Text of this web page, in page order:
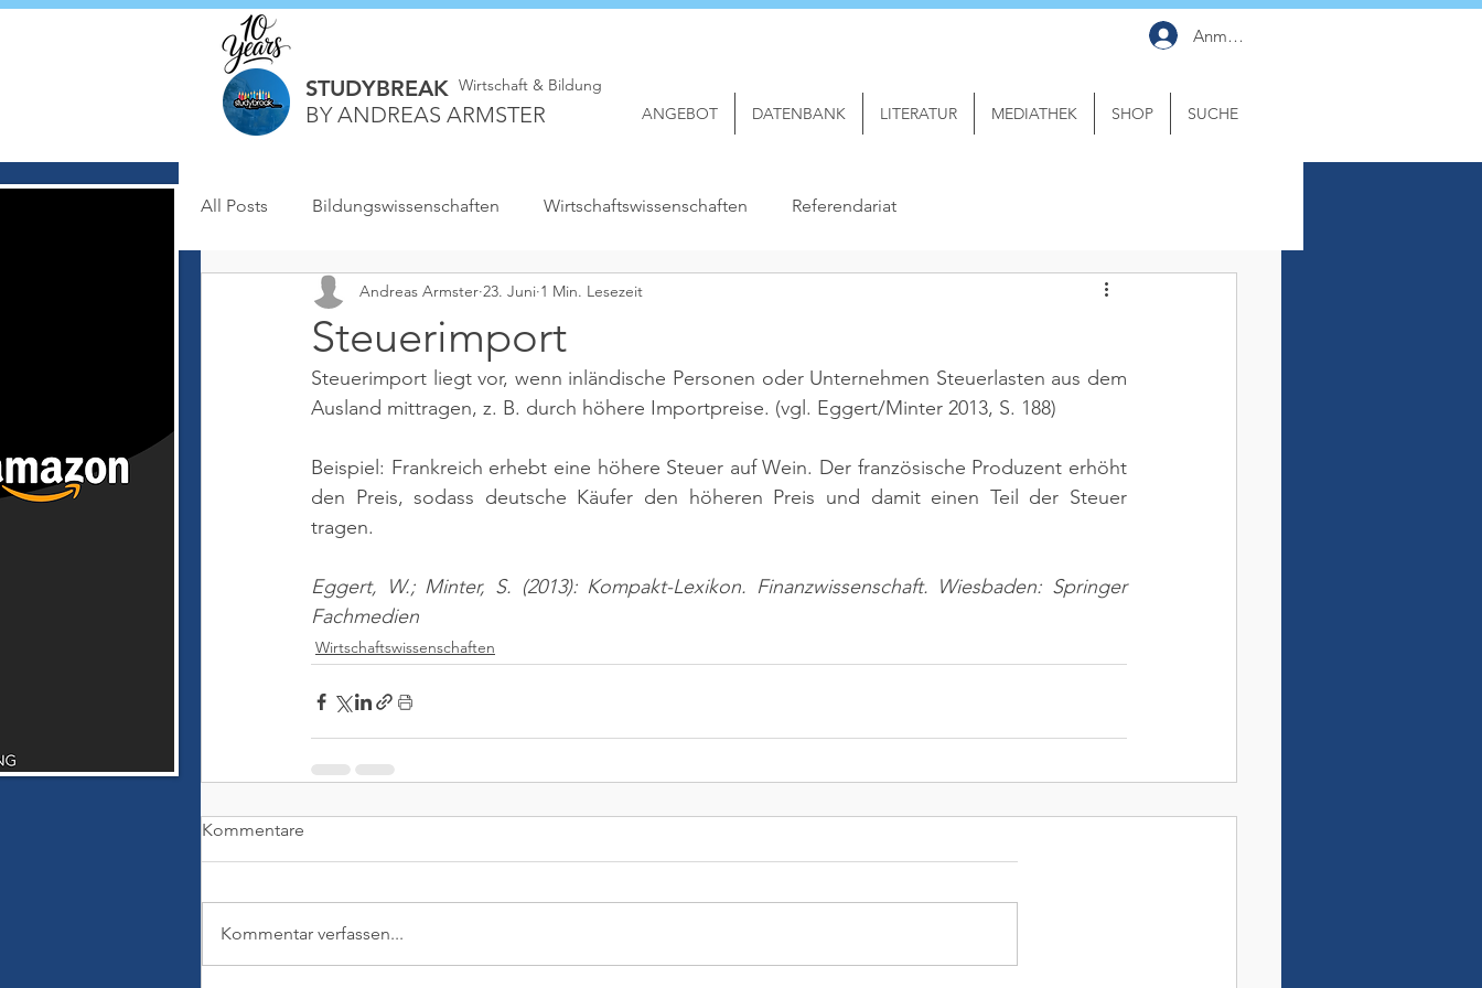
STUDYBREAK
BY ANDREAS ARMSTER
Wirtschaft & Bildung
Anmelden
ANGEBOT DATENBANK LITERATUR MEDIATHEK SHOP SUCHE
All Posts Bildungswissenschaften Wirtschaftswissenschaften Referendariat
Steuerimport
Andreas Armster 23. Juni 1 Min. Lesezeit
Steuerimport liegt vor, wenn inländische Personen oder Unternehmen Steuerlasten aus dem
Ausland mittragen, z. B. durch höhere Importpreise. (vgl. Eggert/Minter 2013, S. 188)
Beispiel: Frankreich erhebt eine höhere Steuer auf Wein. Der französische Produzent erhöht
den Preis, sodass deutsche Käufer den höheren Preis und damit einen Teil der Steuer
tragen.
Eggert, W.; Minter, S. (2013): Kompakt-Lexikon. Finanzwissenschaft. Wiesbaden: Springer
Fachmedien
Wirtschaftswissenschaften
Kommentare
Kommentar verfassen...